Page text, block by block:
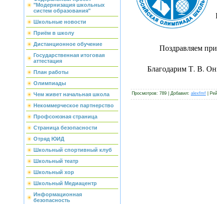
"Модернизация школьных
систем образования"
Школьные новости
Приём в школу
Дистанционное обучение
Государственная итоговая
аттестация
План работы
Олимпиады
Чем живет начальная школа
Некоммерческое партнерство
Профсоюзная страница
Страница безопасности
Отряд ЮИД
Школьный спортивный клуб
Школьный театр
Школьный хор
Школьный Медиацентр
Информационная
безопасность
Поздравляем
Благодарим Т. В.
Просмотров: 789 | Добавил: alexfmf